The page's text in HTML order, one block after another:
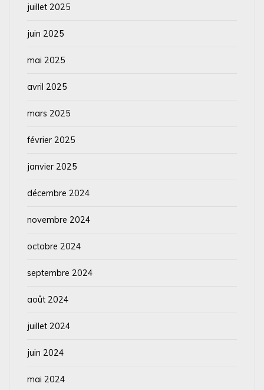
juillet 2025
juin 2025
mai 2025
avril 2025
mars 2025
février 2025
janvier 2025
décembre 2024
novembre 2024
octobre 2024
septembre 2024
août 2024
juillet 2024
juin 2024
mai 2024